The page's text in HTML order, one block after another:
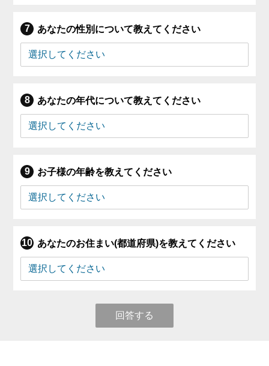
あなたの性別について教えてください
あなたの年代について教えてください
お子様の年齢を教えてください
あなたのお住まい(都道府県)を教えてください
回答する